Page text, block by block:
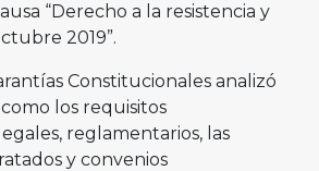
“Derecho a la resistencia y
2019”.
Constitucionales analizó
como los requisitos
reglamentarios, las
y convenios